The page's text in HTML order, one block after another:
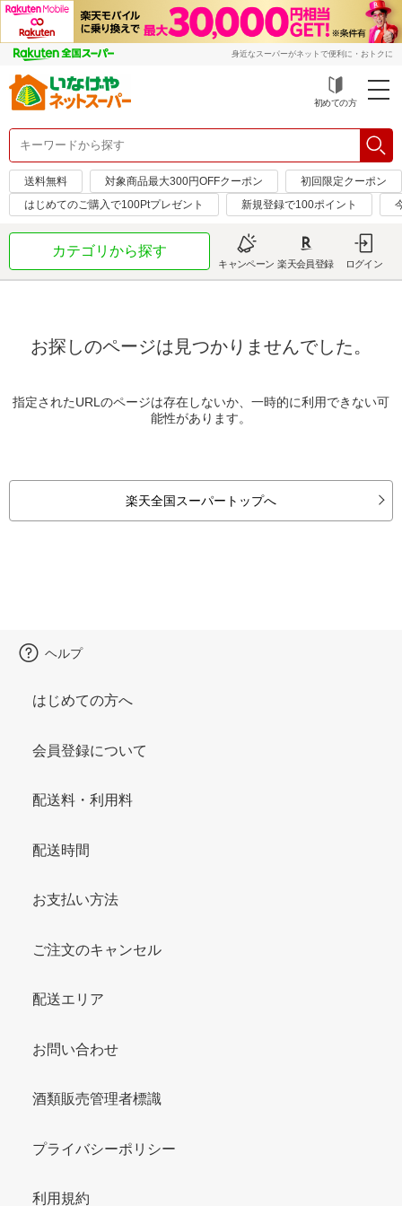
身近なスーパーがネットで便利に・おトクに
初めての方
送料無料 対象商品最大300円OFFクーポン
初回限定クーポン
はじめてのご購入で100Ptプレゼント
新規登録で100ポイント
カテゴリから探す
キャンペーン 楽天会員登録 ログイン
お探しのページは見つかりませんでした。
指定されたURLのページは存在しないか、一時的に利用できない可
能性があります。
楽天全国スーパートップへ
ヘルプ
はじめての方へ
会員登録について
配送料・利用料
配送時間
お支払い方法
ご注文のキャンセル
配送エリア
お問い合わせ
酒類販売管理者標識
プライバシーポリシー
利用規約